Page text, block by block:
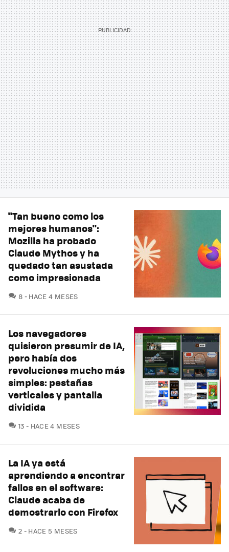
"Tan bueno como los
mejores humanos":
Mozilla ha probado
Claude Mythos y ha
quedado tan asustada
como impresionada
8 COMENTARIOS
HACE 4 MESES
Los navegadores
quisieron presumir de IA,
pero había dos
revoluciones mucho más
simples: pestañas
verticales y pantalla
dividida
13 COMENTARIOS
HACE 4 MESES
La IA ya está
aprendiendo a encontrar
fallos en el software:
Claude acaba de
demostrarlo con Firefox
2 COMENTARIOS
HACE 5 MESES